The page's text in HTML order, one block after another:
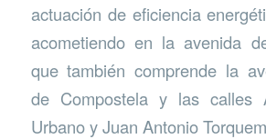
actuación de eficiencia
acometiendo en la avenida
que también comprende la
de Compostela y las calles
Urbano y Juan Antonio